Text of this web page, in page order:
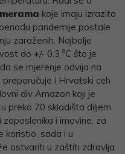
koje imaju izrazito
pandemije postale
zaraženih. Najbolje
do +/- 0.3 ⁰C što je
se mjerenje odvija na
i Hrvatski ceh
div Amazon koji je
preko 70 skladišta diljem
i imovine, za
koristio, sada i u
ostvariti u zaštiti zdravlja